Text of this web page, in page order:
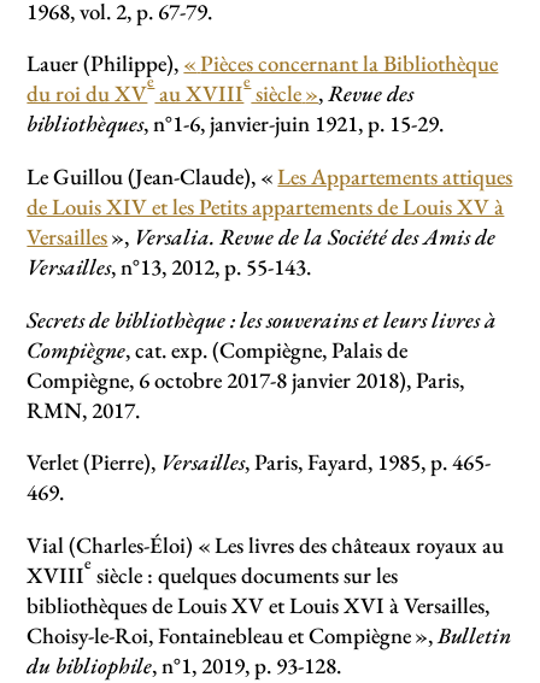
1968, vol. 2, p. 67-79.
Lauer (Philippe), «Pièces concernant la Bibliothèque
du roi du XVeau XVIIIesiècle»,Revue des
bibliothèques, n°1-6, janvier-juin 1921, p. 15-29.
Le Guillou (Jean-Claude), «Les Appartements attiques
de Louis XIV et les Petits appartements de Louis XV à
Versailles», Versalia. Revue de la Société des Amis de
Versailles, n°13, 2012, p. 55-143.
Secrets de bibliothèque : les souverains et leurs livres à
Compiègne, cat. exp. (Compiègne, Palais de
Compiègne, 6 octobre 2017-8 janvier 2018), Paris,
RMN, 2017.
Verlet (Pierre), Versailles, Paris, Fayard, 1985, p. 465-
469.
Vial (Charles-Éloi) «Les livres des châteaux royaux au
XVIIIe siècle : quelques documents sur les
bibliothèques de Louis XV et Louis XVI à Versailles,
Choisy-le-Roi, Fontainebleau et Compiègne»,Bulletin
du bibliophile, n°1, 2019, p. 93-128.